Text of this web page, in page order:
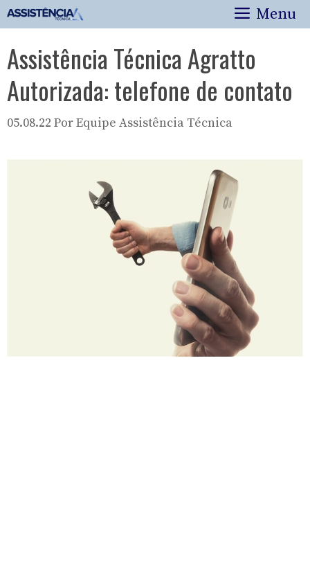
Pular
para
conteúdo
Menu
Assistência Técnica Agratto
Autorizada: telefone de contato
05.08.22 PorEquipe Assistência Técnica